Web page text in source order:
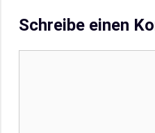
Schreibe einen